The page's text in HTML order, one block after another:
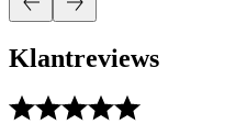
Klantreviews